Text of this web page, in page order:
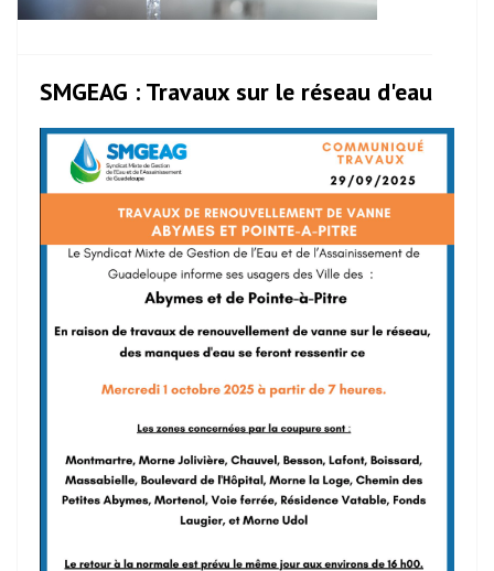
SMGEAG : Travaux sur le réseau d'eau